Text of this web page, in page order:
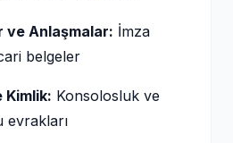
ve Anlaşmalar: İmza
belgeler
Kimlik: Konsolosluk ve
evrakları